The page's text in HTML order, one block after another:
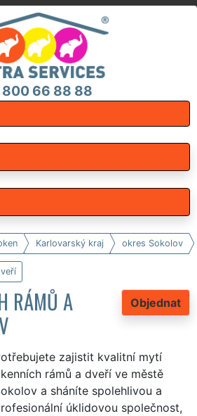
800 66 88 88
Karlovarský kraj okres Sokolov
Objednat
RÁMŮ A
zajistit kvalitní mytí
rámů a dveří ve městě
a sháníte spolehlivou a
úklidovou společnost,